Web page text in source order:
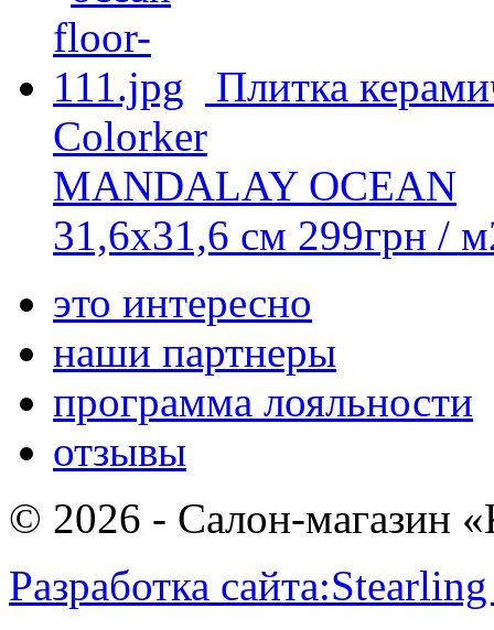
Плитка
Colorker
MANDALAY OCEAN
31,6х31,6 см 299грн /
это интересно
наши партнеры
программа лояльности
отзывы
© 2026 - Салон-магазин
Разработка сайта: